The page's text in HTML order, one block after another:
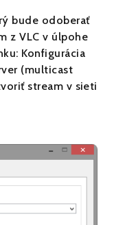
bude odoberať
z VLC v úlpohe
Konfigurácia
(multicast
stream v sieti